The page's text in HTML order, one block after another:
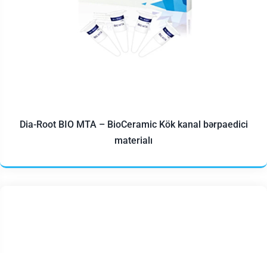
Dia-Root BIO MTA – BioCeramic Kök kanal bərpaedici
materialı